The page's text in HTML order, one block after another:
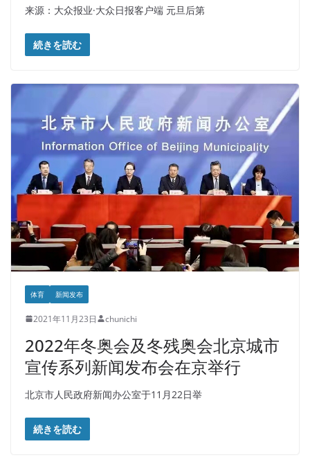
来源：大众报业·大众日报客户端 元旦后第
続きを読む
体育 新闻发布
2021年11月23日 chunichi
2022年冬奥会及冬残奥会北京城市
宣传系列新闻发布会在京举行
北京市人民政府新闻办公室于11月22日举
続きを読む